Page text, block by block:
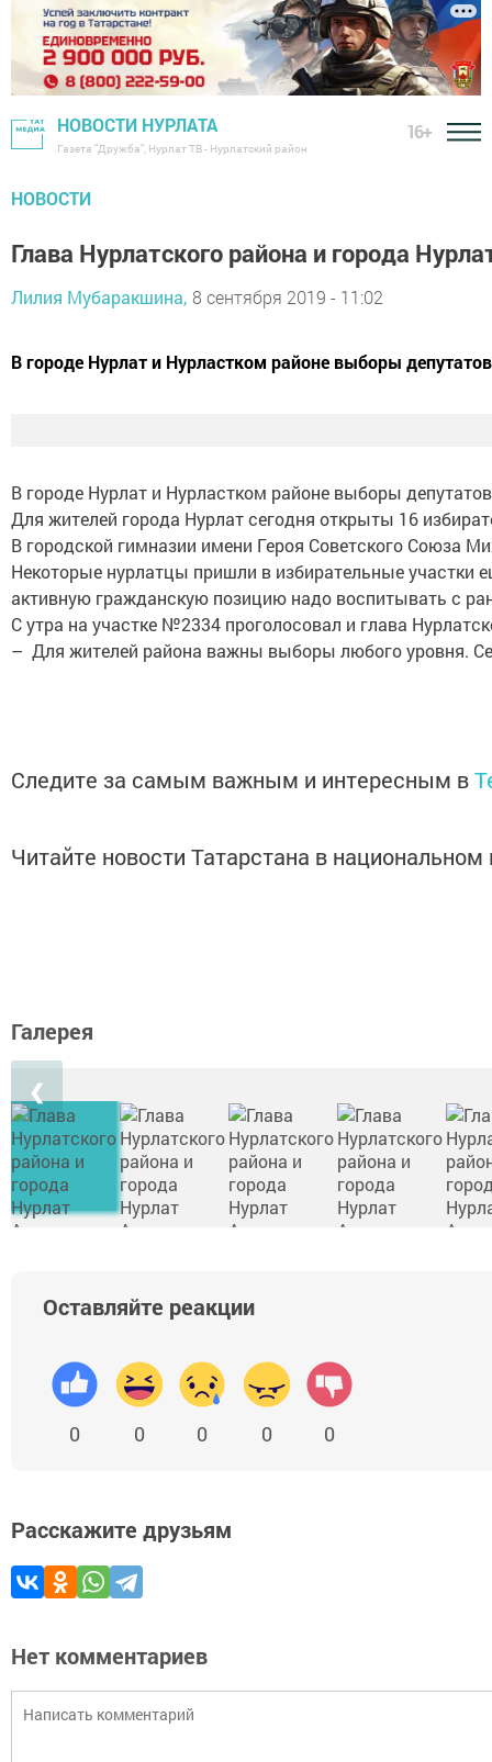
НОВОСТИ НУРЛАТА
Газета "Дружба", Нурлат ТВ - Нурлатский район
16+
НОВОСТИ
Глава Нурлатского района и города
Лилия Мубаракшина, 8 сентября 2019 - 11:02
В городе Нурлат и Нурластком районе выборы
В городе Нурлат и Нурластком районе выборы
Для жителей города Нурлат сегодня открыты 16
В городской гимназии имени Героя Советского Союза
Некоторые нурлатцы пришли в избирательные участки
активную гражданскую позицию надо воспитывать с
С утра на участке №2334 проголосовал и глава
– Для жителей района важны выборы любого уровня.
Следите за самым важным и интересным в
Читайте новости Татарстана в
Галерея
❮
Оставляйте реакции
0 0 0 0 0
Расскажите друзьям
Нет комментариев